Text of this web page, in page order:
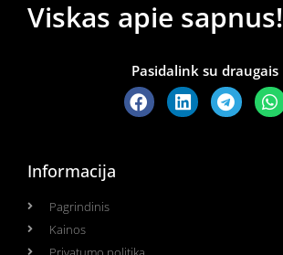
Viskas apie sapnus!
Pasidalink su draugais
Informacija
Pagrindinis
Kainos